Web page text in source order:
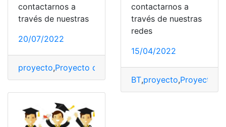
contactarnos a
través de nuestras
20/07/2022
proyecto,Proyecto de Grado,resolución de tareas,
contactarnos a
través de nuestras
redes
15/04/2022
BT,proyecto,Proyecto